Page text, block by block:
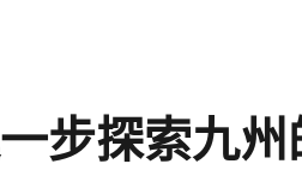
步探索九